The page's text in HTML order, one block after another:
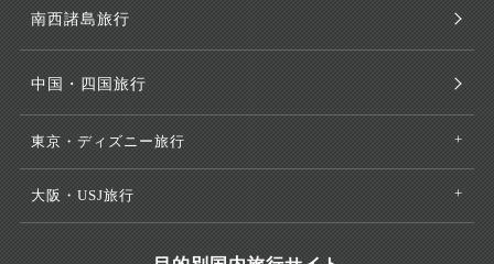
南西諸島旅行
中国・四国旅行
東京・ディズニー旅行
大阪・USJ旅行